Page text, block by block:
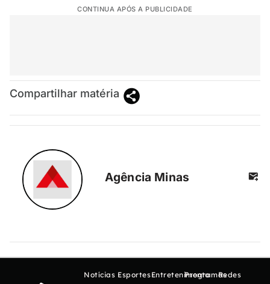
CONTINUA APÓS A PUBLICIDADE
Compartilhar matéria
Agência Minas
Notícias EsportesEntretenimento
ProgramasRedes